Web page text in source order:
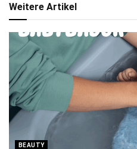
Weitere Artikel
BEAUTY